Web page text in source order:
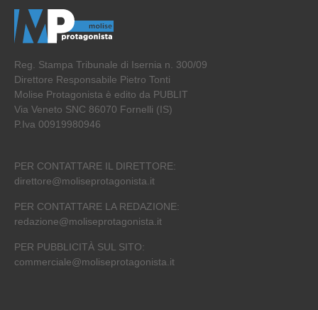
Reg. Stampa Tribunale di Isernia n. 300/09
Direttore Responsabile Pietro Tonti
Molise Protagonista è edito da PUBLIT
Via Veneto SNC 86070 Fornelli (IS)
P.Iva 00919980946
PER CONTATTARE IL DIRETTORE:
direttore@moliseprotagonista.it
PER CONTATTARE LA REDAZIONE:
redazione@moliseprotagonista.it
PER PUBBLICITÀ SUL SITO:
commerciale@moliseprotagonista.it